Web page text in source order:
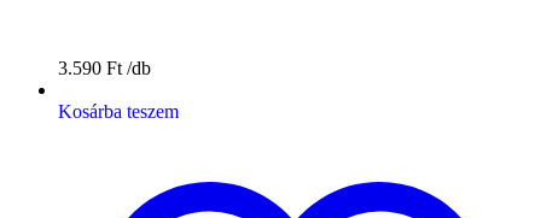
3.590 Ft
Kosárba teszem